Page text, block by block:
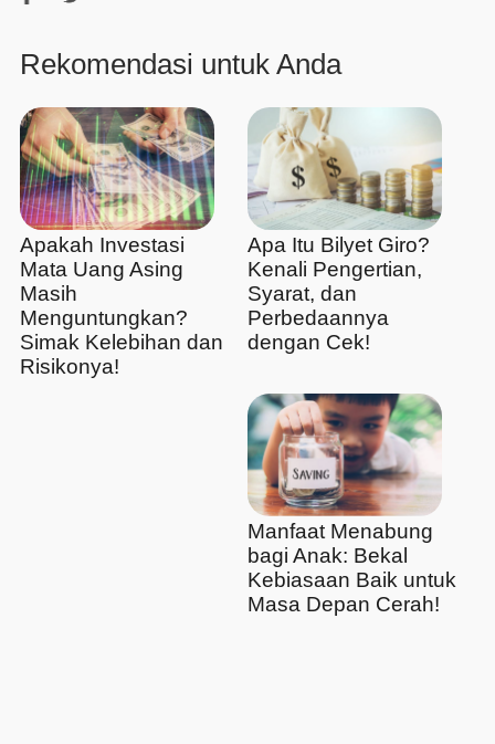
Rekomendasi untuk Anda
Apakah Investasi
Mata Uang Asing
Masih
Menguntungkan?
Simak Kelebihan dan
Risikonya!
Apa Itu Bilyet Giro?
Kenali Pengertian,
Syarat, dan
Perbedaannya
dengan Cek!
Manfaat Menabung
bagi Anak: Bekal
Kebiasaan Baik untuk
Masa Depan Cerah!